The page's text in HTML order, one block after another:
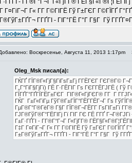
- Г­Г®Г°Г¬Г Г«ГјГ­Г®
Г¤ГіГ¬Г Г« Г­Г Г©ГІГЁ Гў Г±ГЄГ Г©ГЇГҐ
Г­ГҐГІ - ГІГ°ГЁ Г°Г Г§Г Гў
Воскресенье, Августа 11, 2013 1:17pm
Oleg_Msk писал(а):
ГЌГҐ ГЇГ®Г«ГјГ§ГіГѕГ±Гј Г­ГЁГЄГ ГЄГ®Г©
Г„Г°ГіГ§ГјГї) ГЁ Г·ГЁГІГ Гѕ ГЄГ­ГЁГЈГЁ (
ГЇГҐГ°ГҐГЇГЁГ±ГЄГ ГІГ®Г«ГјГЄГ® Г­Г Г
ГЌГ Г±Г«ГіГµ ГўГ®Г±ГЇГ°ГЁГ­ГЁГ¬Г Гѕ
ГµГ®Г°Г®ГёГ® Г§Г ГЇГ®Г¬ГЁГ­Г ГѕГІГ±Гї
ГЈГ®ГўГ®Г°ГЁГІГј Гї ГІГ ГЄ ГЁ Г­ГҐ
Г±Г·ГҐГІ - Г­Г®Г°Г¬Г Г«ГјГ­Г®
Г‡Г Г¤ГіГ¬Г Г« Г­Г Г©ГІГЁ Гў Г±ГЄГ Г©ГЇГҐ
Г±Г®ГўГ±ГҐГ¬ Г­ГҐГІ - ГІГ°ГЁ Г°Г Г§Г Гў